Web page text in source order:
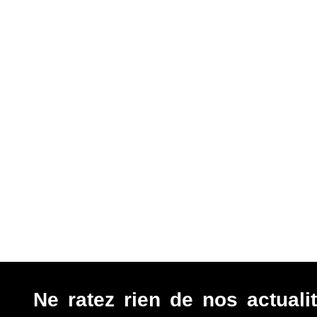
Ne ratez rien de nos